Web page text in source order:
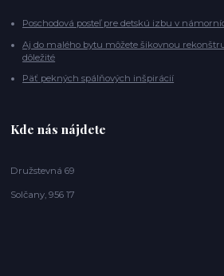
Poschodová posteľ pre detskú izbu v
Aj do malého bytu môžete šikovnou
dôležité
Päť pekných spálňových inšpirácií
Kde nás nájdete
Družstevná 69
Solčany, 956 17